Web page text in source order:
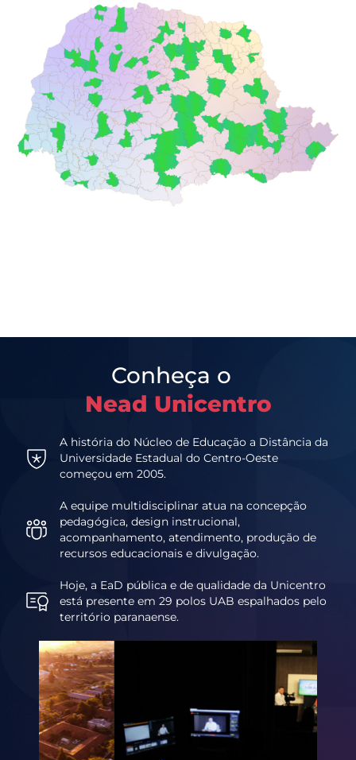
Conheça o
Nead Unicentro
A história do Núcleo de Educação a Distância da
Universidade Estadual do Centro-Oeste
começou em 2005.
A equipe multidisciplinar atua na concepção
pedagógica, design instrucional,
acompanhamento, atendimento, produção de
recursos educacionais e divulgação.
Hoje, a EaD pública e de qualidade da Unicentro
está presente em 29 polos UAB espalhados pelo
território paranaense.